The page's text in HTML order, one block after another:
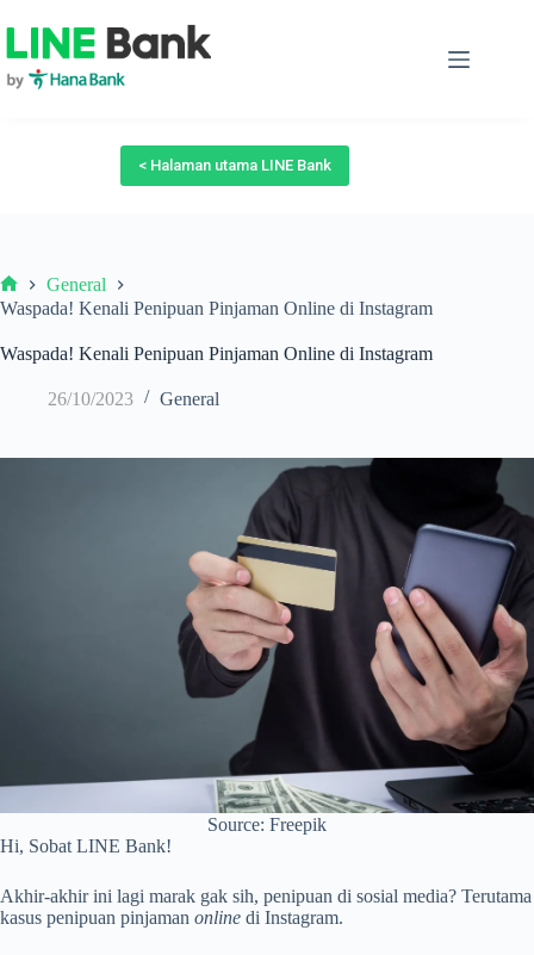
to
content
< Halaman utama LINE Bank
Beranda
General
Waspada! Kenali Penipuan Pinjaman Online di Instagram
Waspada! Kenali Penipuan Pinjaman Online di Instagram
26/10/2023 General
Source: Freepik
Hi, Sobat LINE Bank!
Akhir-akhir ini lagi marak gak sih, penipuan di sosial media? Terutama
kasus penipuan pinjaman online di Instagram.